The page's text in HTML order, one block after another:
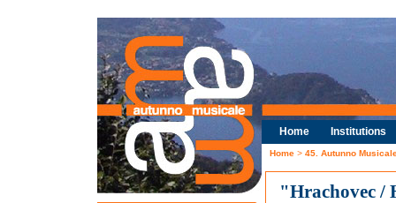
Home Institutions
Home > 45. Autunno
"Hrachovec /